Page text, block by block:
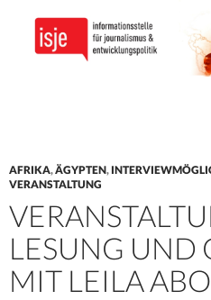
AFRIKA,ÄGYPTEN,
VERANSTALTUNG
LESUNG UND
MIT LEILA